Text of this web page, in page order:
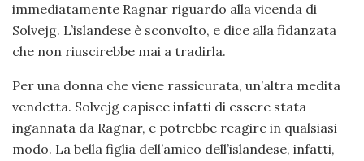
immediatamente Ragnar riguardo alla vicenda di
Solvejg. L’islandese è sconvolto, e dice alla fidanzata
che non riuscirebbe mai a tradirla.
Per una donna che viene rassicurata, un’altra medita
vendetta. Solvejg capisce infatti di essere stata
ingannata da Ragnar, e potrebbe reagire in qualsiasi
modo. La bella figlia dell’amico dell’islandese, infatti,